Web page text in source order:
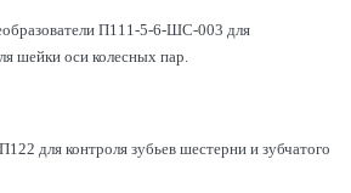
П111-5-6-ШС-003 для
шейки оси колесных пар.
для контроля зубьев шестерни и зубчатого